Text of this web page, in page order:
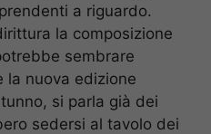
a riguardo.
la composizione
sembrare
la nuova edizione
si parla già dei
sedersi al tavolo dei